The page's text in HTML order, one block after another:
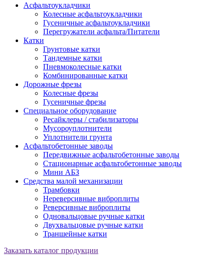
Асфальтоукладчики
Колесные асфальтоукладчики
Гусеничные асфальтоукладчики
Перегружатели асфальта/Питатели
Катки
Грунтовые катки
Тандемные катки
Пневмоколесные катки
Комбинированные катки
Дорожные фрезы
Колесные фрезы
Гусеничные фрезы
Специальное оборудование
Ресайклеры / стабилизаторы
Мусороуплотнители
Уплотнители грунта
Асфальтобетонные заводы
Передвижные асфальтобетонные заводы
Стационарные асфальтобетонные заводы
Мини АБЗ
Средства малой механизации
Трамбовки
Нереверсивные виброплиты
Реверсивные виброплиты
Одновальцовые ручные катки
Двухвальцовые ручные катки
Траншейные катки
Заказать каталог продукции